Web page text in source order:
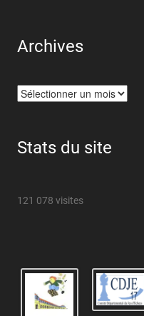
Archives
Archives
Stats du site
121 078 visites